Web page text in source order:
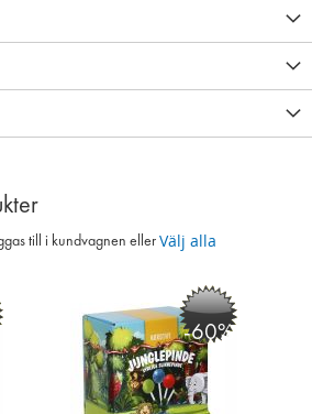
till i kundvagnen eller Välj alla
-60%